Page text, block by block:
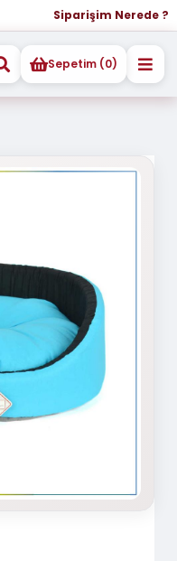
Siparişim Nerede ?
Sepetim (0)